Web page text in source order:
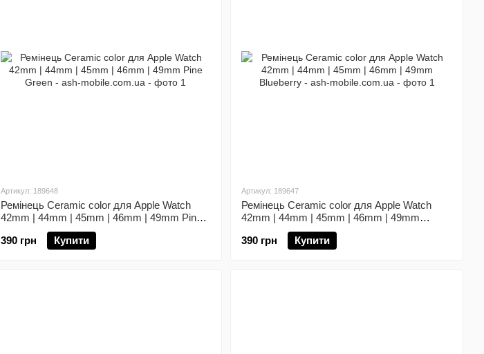
Артикул: 189648
Ремінець Ceramic color для Apple Watch
42mm | 44mm | 45mm | 46mm | 49mm Pine
390 грн
Купити
Артикул: 189647
Ремінець Ceramic color для Apple Watch
42mm | 44mm | 45mm | 46mm | 49mm
390 грн
Купити